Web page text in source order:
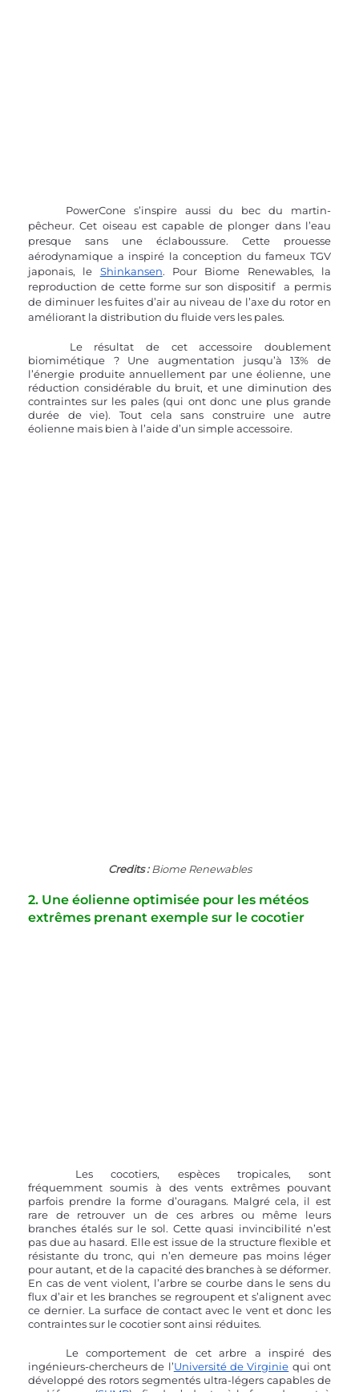
pêcheur. Cet oiseau est capable de plonger dans l’eau
presque sans une éclaboussure. Cette prouesse
aérodynamique a inspiré la conception du fameux TGV
japonais, le Shinkansen. Pour Biome Renewables, la
reproduction de cette forme sur son dispositif  a permis
de diminuer les fuites d’air au niveau de l’axe du rotor en
améliorant la distribution du fluide vers les pales.
biomimétique ? Une augmentation jusqu’à 13% de
l’énergie produite annuellement par une éolienne, une
réduction considérable du bruit, et une diminution des
contraintes sur les pales (qui ont donc une plus grande
durée de vie). Tout cela sans construire une autre
éolienne mais bien à l’aide d’un simple accessoire.
Credits : Biome Renewables
2. Une éolienne optimisée pour les météos
extrêmes prenant exemple sur le cocotier
fréquemment soumis à des vents extrêmes pouvant
parfois prendre la forme d’ouragans. Malgré cela, il est
rare de retrouver un de ces arbres ou même leurs
branches étalés sur le sol. Cette quasi invincibilité n’est
pas due au hasard. Elle est issue de la structure flexible et
résistante du tronc, qui n’en demeure pas moins léger
pour autant, et de la capacité des branches à se déformer.
En cas de vent violent, l’arbre se courbe dans le sens du
flux d’air et les branches se regroupent et s’alignent avec
ce dernier. La surface de contact avec le vent et donc les
contraintes sur le cocotier sont ainsi réduites.
ingénieurs-chercheurs de l’Université de Virginie qui ont
développé des rotors segmentés ultra-légers capables de